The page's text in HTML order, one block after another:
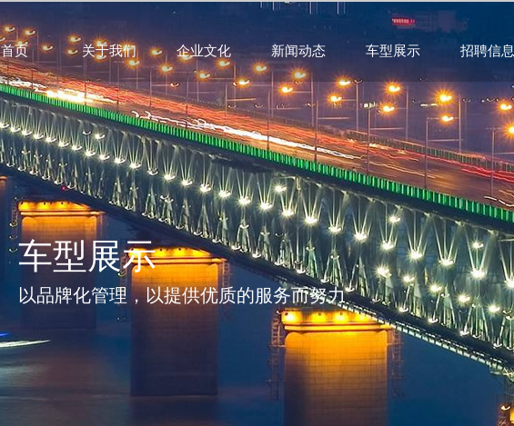
首页 关于我们 企业文化 新闻动态 车型展示 招聘信息
以品牌化管理，以提供优质的服务而努力
车型展示